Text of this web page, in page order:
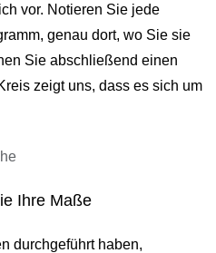
vor. Notieren Sie jede
genau dort, wo Sie sie
Sie abschließend einen
zeigt uns, dass es sich um
Ihre Maße
durchgeführt haben,